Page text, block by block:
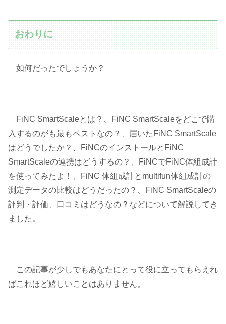
おわりに
如何だったでしょうか？
FiNC SmartScaleとは？、FiNC SmartScaleをどこで購
入するのがも最もベストなの？、届いたFiNC SmartScale
はどうでしたか？、FiNCのインストールとFiNC
SmartScaleの連携はどうするの？、FiNCでFiNC体組成計
を使ってみたよ！、FiNC 体組成計とmultifun体組成計の
測定データの比較はどうだったの？、FiNC SmartScaleの
評判・評価、口コミはどうなの？などについて解説してき
ました。
この記事が少しでもあなたにとって役に立ってもらえれ
ばこれほど嬉しいことはありません。